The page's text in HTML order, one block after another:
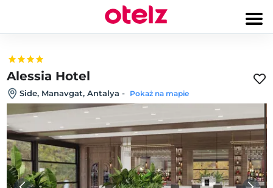
Alessia Hotel
Side, Manavgat, Antalya - Pokaż na mapie